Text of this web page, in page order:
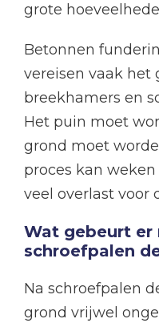
grote
Betonnen
vereisen vaak het
breekhamers en
Het puin moet
grond moet
proces kan
veel overlast voor
Wat gebeurt er
schroefpalen
Na schroefpalen
grond vrijwel